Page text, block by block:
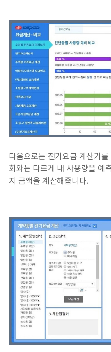
다음으로는 전기요금 계산기
회와는 다르게 내 사용량을 예
지 금액을 계산해줍니다.